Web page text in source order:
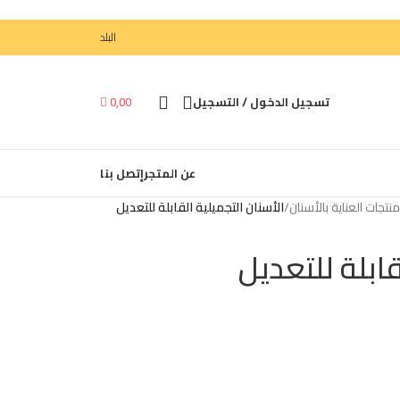
البلد
تسجيل الدخول / التسجيل 0,00
عن المتجرإتصل بنا
منتجات العناية بالأسنان/الأسنان التجميلية القابلة للتعديل
للتعديل